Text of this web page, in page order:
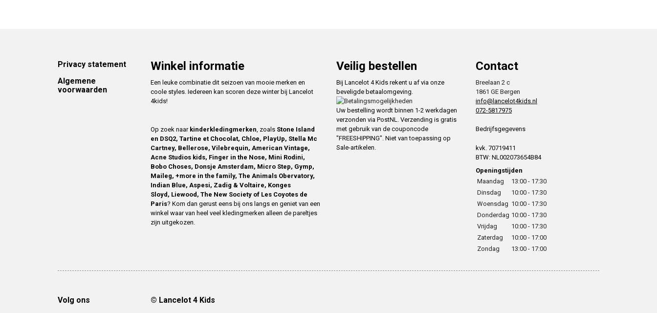
Footer
Privacy statement
Algemene
voorwaarden
Winkel informatie
Een leuke combinatie dit seizoen van mooie merken en
coole styles. Iedereen kan scoren deze winter bij Lancelot
4kids!
Op zoek naar kinderkledingmerken , zoals Stone Island
en DSQ2, Tartine et Chocolat, Chloe, PlayUp, Stella Mc
Cartney, Bellerose, Vilebrequin, American Vintage,
Acne Studios kids, Finger in the Nose, Mini Rodini,
Bobo Choses, Donsje Amsterdam, Micro Step, Gymp,
Maileg, +more in the family, The Animals Obervatory,
Indian Blue, Aspesi, Zadig & Voltaire, Konges
Sloyd, Liewood, The New Society of Les Coyotes de
Paris? Kom dan gerust eens bij ons langs en geniet van een
winkel waar van heel veel kledingmerken alleen de pareltjes
zijn uitgekozen.
Veilig bestellen
Bij Lancelot 4 Kids rekent u af via onze
beveligde betaalomgeving.
Uw bestelling wordt binnen 1-2 werkdagen
verzonden via PostNL. Verzending is gratis
met gebruik van de couponcode
"FREESHIPPING". Niet van toepassing op
Sale-artikelen.
Contact
Breelaan 2 c
1861 GE Bergen
info@lancelot4kids.nl
072-5817975
Bedrijfsgegevens
kvk. 70719411
BTW: NL002073654B84
Openingstijden
Maandag
13:00 - 17:30
Dinsdag
10:00 - 17:30
Woensdag 10:00 - 17:30
Donderdag 10:00 - 17:30
Vrijdag
10:00 - 17:30
Zaterdag
10:00 - 17:00
Zondag
13:00 - 17:00
Volg ons © Lancelot 4 Kids